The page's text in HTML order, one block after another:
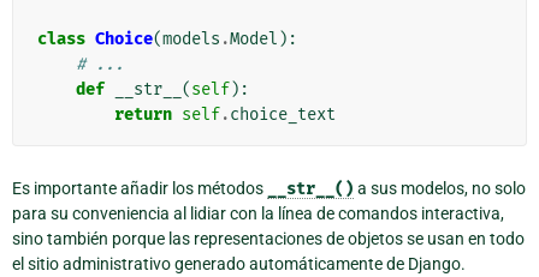
class Choice(models .Model ):
# ...
def
__str__ (self):
return self.choice_text
Es importante añadir los métodos __str__() a sus modelos, no solo
para su conveniencia al lidiar con la línea de comandos interactiva,
sino también porque las representaciones de objetos se usan en todo
el sitio administrativo generado automáticamente de Django.